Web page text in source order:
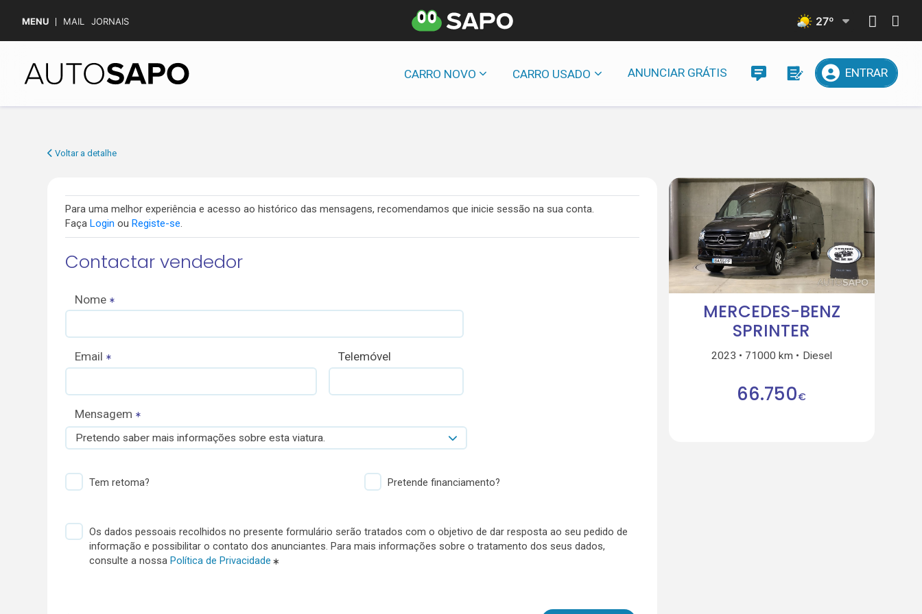
MENU MAIL JORNAIS 27º
CARRO NOVO CARRO USADO ANUNCIAR GRÁTIS ENTRAR
Voltar a detalhe
Para uma melhor experiência e acesso ao histórico das mensagens, recomendamos que inicie sessão na sua conta.
Faça Login ou Registe-se.
Contactar vendedor
Nome
Email Telemóvel
Mensagem
Pretendo saber mais informações sobre esta viatura.
Tem retoma? Pretende financiamento?
Os dados pessoais recolhidos no presente formulário serão tratados com o objetivo de dar resposta ao seu pedido de
informação e possibilitar o contato dos anunciantes. Para mais informações sobre o tratamento dos seus dados,
consulte a nossa Política de Privacidade
MERCEDES-BENZ
SPRINTER
2023 71000 km Diesel
66.750€